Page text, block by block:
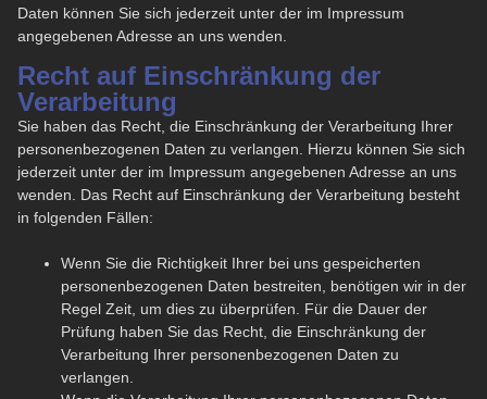
Daten können Sie sich jederzeit unter der im Impressum
angegebenen Adresse an uns wenden.
Recht auf Einschränkung der
Verarbeitung
Sie haben das Recht, die Einschränkung der Verarbeitung Ihrer
personenbezogenen Daten zu verlangen. Hierzu können Sie sich
jederzeit unter der im Impressum angegebenen Adresse an uns
wenden. Das Recht auf Einschränkung der Verarbeitung besteht
in folgenden Fällen:
Wenn Sie die Richtigkeit Ihrer bei uns gespeicherten
personenbezogenen Daten bestreiten, benötigen wir in der
Regel Zeit, um dies zu überprüfen. Für die Dauer der
Prüfung haben Sie das Recht, die Einschränkung der
Verarbeitung Ihrer personenbezogenen Daten zu
verlangen.